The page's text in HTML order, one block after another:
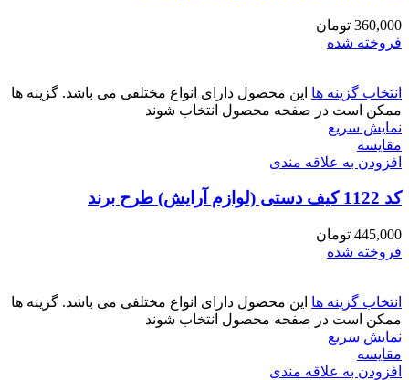
360,000 تومان
فروخته شده
انتخاب گزینه ها این محصول دارای انواع مختلفی می باشد. گزینه ها
ممکن است در صفحه محصول انتخاب شوند
نمایش سریع
مقايسه
افزودن به علاقه مندی
کد 1122 کیف دستی (لوازم آرایش) طرح برند
445,000 تومان
فروخته شده
انتخاب گزینه ها این محصول دارای انواع مختلفی می باشد. گزینه ها
ممکن است در صفحه محصول انتخاب شوند
نمایش سریع
مقايسه
افزودن به علاقه مندی